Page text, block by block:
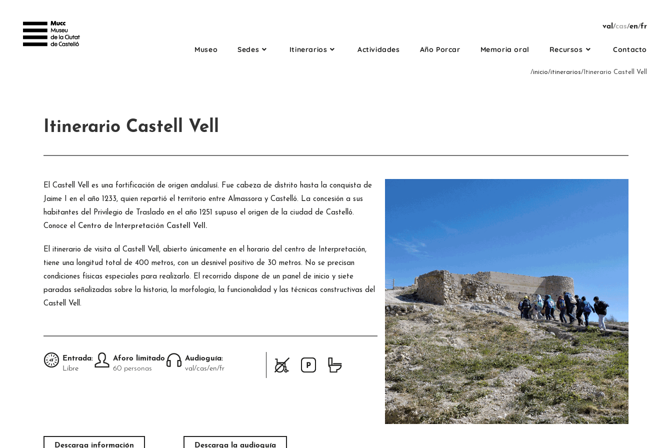
val/cas/en/fr
Museo Sedes Itinerarios Actividades Año Porcar Memoria oral Recursos Contacto
/inicio/itinerarios/Itinerario Castell Vell
Itinerario Castell Vell
El Castell Vell es una fortificación de origen andalusí. Fue cabeza de distrito hasta la conquista de
Jaime I en el año 1233, quien repartió el territorio entre Almassora y Castelló. La concesión a sus
habitantes del Privilegio de Traslado en el año 1251 supuso el origen de la ciudad de Castelló.
Conoce el Centro de Interpretación Castell Vell.
El itinerario de visita al Castell Vell, abierto únicamente en el horario del centro de Interpretación,
tiene una longitud total de 400 metros, con un desnivel positivo de 30 metros. No se precisan
condiciones físicas especiales para realizarlo. El recorrido dispone de un panel de inicio y siete
paradas señalizadas sobre la historia, la morfología, la funcionalidad y las técnicas constructivas del
Castell Vell.
Entrada:
Libre
Aforo limitado
60 personas
Audioguía:
val/cas/en/fr
Descarga información Descarga la audioguía